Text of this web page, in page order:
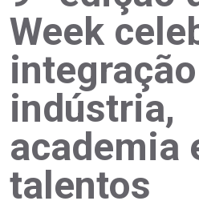
Week
indústria,
academia
talentos